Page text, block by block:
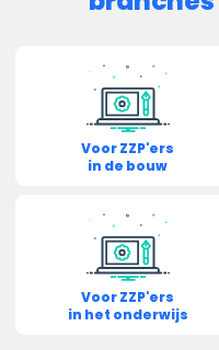
Voor ZZP'ers
in de bouw
Voor ZZP'ers
in het onderwijs